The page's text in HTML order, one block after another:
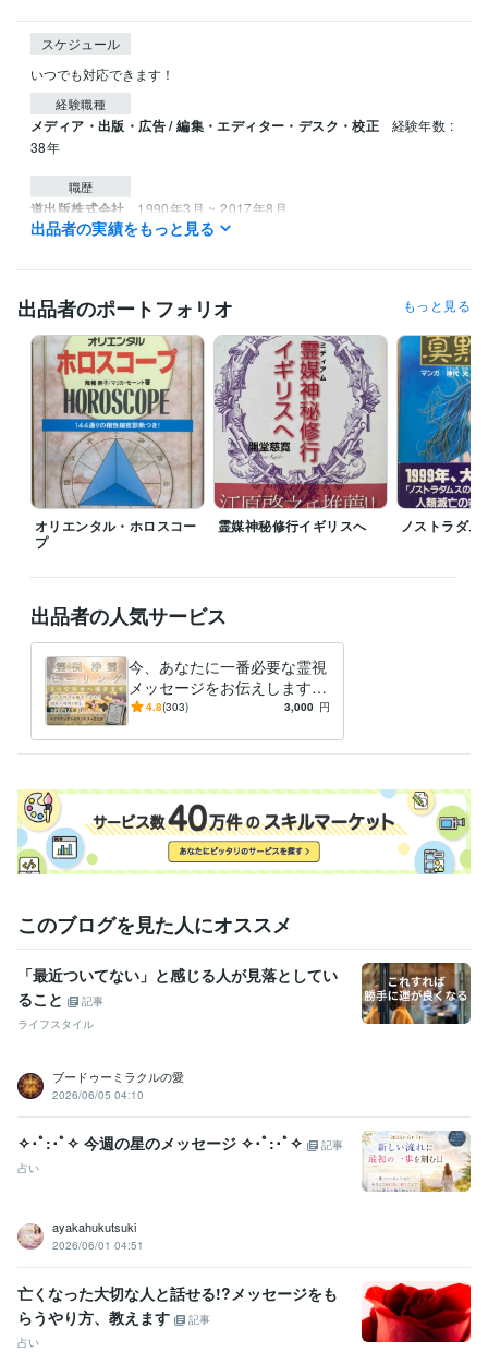
スケジュール
いつでも対応できます！
経験職種
メディア・出版・広告 / 編集・エディター・デスク・校正
経験年数 :
38年
職歴
道出版株式会社 1990年3月 ~ 2017年8月
正木りさヒーリング研究室 スピリチュアルカウンセラー認定者
取
アイイス（国際スピリチュアリズム協会） ヒーラー認定者
取得年 :
2015年
レイキ ヒーラー 認定者 取得年 : 2010年
得意分野
占い スピリチュアルカウンセリング
スピリチュアル
学歴
東京造形大学 1978年3月 ~ 1981年2月
語学力
出品者の実績をもっと見る
出品者のポートフォリオ もっと見る
オリエンタル・ホロスコー
プ
霊媒神秘修行イギリスへ ノストラダム
出品者の人気サービス
今、あなたに一番必要な霊視
メッセージをお伝えします
◆ご相談事への質問の回答か
す。
4.8(303) 3,000 円
このブログを見た人にオススメ
「最近ついてない」と感じる人が見落としてい
ること
記事
ライフスタイル
ブードゥーミラクルの愛
2026/06/05 04:10
✧･ﾟ:･ﾟ✧ 今週の星のメッセージ ✧･ﾟ:･ﾟ✧
記事
占い
ayakahukutsuki
2026/06/01 04:51
亡くなった大切な人と話せる!?メッセージをも
らうやり方、教えます
記事
占い